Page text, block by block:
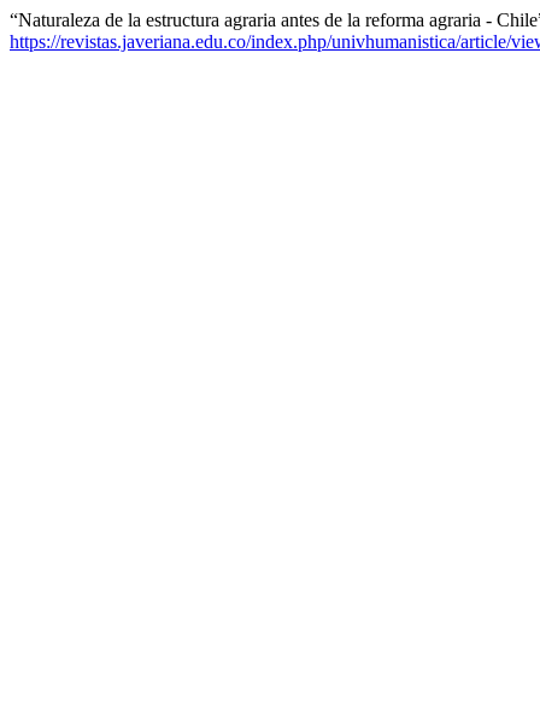
“Naturaleza de la estructura agraria antes de la reforma agraria -
https://revistas.javeriana.edu.co/index.php/univhumanistica/article/